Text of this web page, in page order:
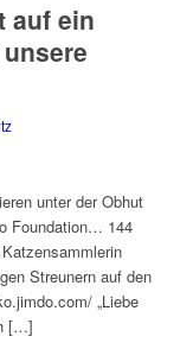
auf ein
unter der Obhut
Foundation… 144
Streunern auf den
„Liebe
[…]